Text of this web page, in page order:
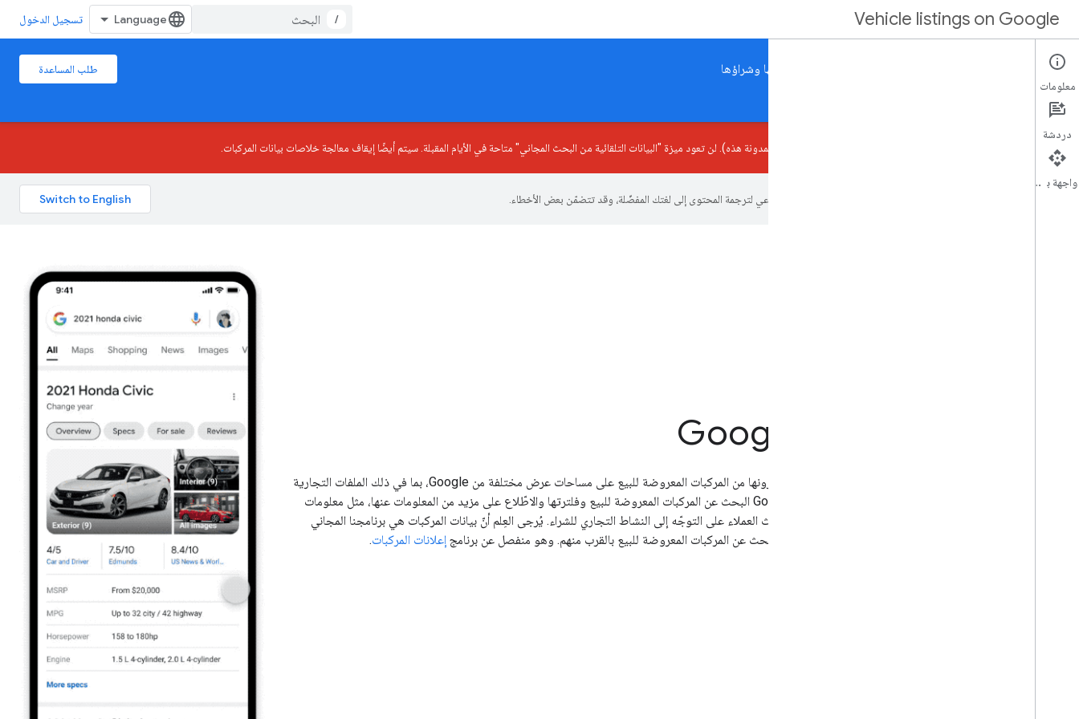
Vehicle listings on Google
/ تسجيل الدخول
مساعدة مستخدمي Google في العثور على المركبات التي تبيعها وشراؤها
طلب المساعدة
الصفحة الرئيسية
نعمل على تبسيط نتائج البحث على Google (كما هو موضّح في مشاركة المدونة هذه). لن تعود ميزة "البيانات التلقائية من البحث المجاني" متاحة في الأيام المقبلة. سيتم أيضًا إيقاف معالجة خلاصات بيانات المركبات.
تتيح بيانات المركبات على Google للأنشطة التجارية عرض مخزونها من المركبات المعروضة للبيع على مساحات عرض مختلفة من Google، بما في ذلك الملفات التجارية
لوكلاء البيع و"بحث Google". بعد ذلك، يمكن لمستخدمي Google البحث عن المركبات المعروضة للبيع وفلترتها والاطّلاع على مزيد من المعلومات عنها، مثل معلومات
توفّر المركبات وأسعارها وغير ذلك من التفاصيل المهمة التي تحث العملاء على التوجّه إلى النشاط التجاري للشراء. يُرجى العِلم أنّ بيانات المركبات هي برنامجنا المجاني
إعلانات المركبات.
معلومات
دردشة
واجهة برمجة التطبيقات